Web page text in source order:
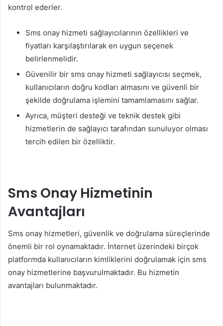
kontrol ederler.
Sms onay hizmeti sağlayıcılarının özellikleri ve
fiyatları karşılaştırılarak en uygun seçenek
belirlenmelidir.
Güvenilir bir sms onay hizmeti sağlayıcısı seçmek,
kullanıcıların doğru kodları almasını ve güvenli bir
şekilde doğrulama işlemini tamamlamasını sağlar.
Ayrıca, müşteri desteği ve teknik destek gibi
hizmetlerin de sağlayıcı tarafından sunuluyor olması
tercih edilen bir özelliktir.
Sms Onay Hizmetinin
Avantajları
Sms onay hizmetleri, güvenlik ve doğrulama süreçlerinde
önemli bir rol oynamaktadır. İnternet üzerindeki birçok
platformda kullanıcıların kimliklerini doğrulamak için sms
onay hizmetlerine başvurulmaktadır. Bu hizmetin
avantajları bulunmaktadır.